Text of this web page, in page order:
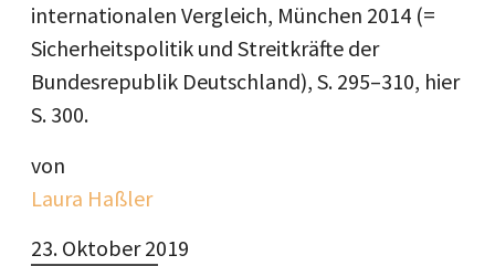
internationalen Vergleich, München 2014 (=
Sicherheitspolitik und Streitkräfte der
Bundesrepublik Deutschland), S. 295–310, hier
S. 300.
von
Laura Haßler
23. Oktober 2019